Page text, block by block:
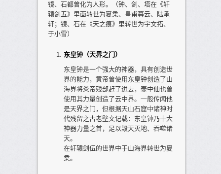
镜、石都曾化为人形。（钟、剑、塔在《轩
辕剑五》里面转世为夏柔、皇甫暮云、陆承
轩；镜、石在《天之痕》里转世为宇文拓、
于小雪）
东皇钟（天界之门）
东皇钟是一个强大的神器，具有创造世
界的能力，黄帝曾使用东皇钟创造了山
海界将炎帝残部赶了进去，壶中仙也曾
使用其力量创造了云中界。一般传闻他
是天界之门，但根据天山石窟中诸神时
代残留之古老壁文记载：东皇钟乃十大
神器力量之首，足以毁天灭地、吞噬诸
天。
在轩辕剑伍的世界中于山海界转世为夏
柔。